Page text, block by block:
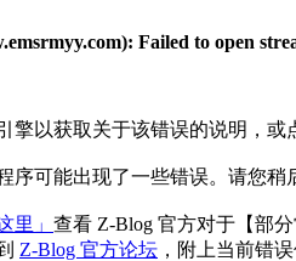
Failed to open
擎以获取关于该错误的说明，或
序可能出现了一些错误。请您稍
里」 查看 Z-Blog 官方对于【部
Z-Blog 官方论坛 ，附上当前错